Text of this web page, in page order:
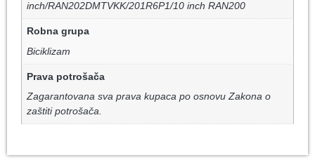
inch/RAN202DMTVKK/201R6P1/10 inch RAN200
Robna grupa
Biciklizam
Prava potrošača
Zagarantovana sva prava kupaca po osnovu Zakona o
zaštiti potrošača.